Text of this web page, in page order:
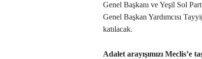
Genel Başkanı ve Yeşil Sol
Genel Başkan Yardımcısı
katılacak.
Adalet arayışımızı Meclis’e